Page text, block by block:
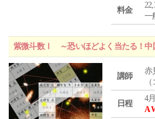
料金
一
紫微斗数Ⅰ ～恐いほどよく当たる！中
講師
赤
日程
4
A